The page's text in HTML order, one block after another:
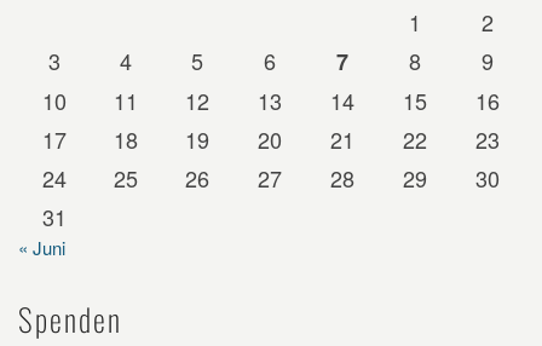
1
2
3
4 5 6 7 8
9
10
11 12 13 14 15
16
17
18 19 20 21 22
23
24
25 26 27 28 29
30
31
« Juni
Spenden